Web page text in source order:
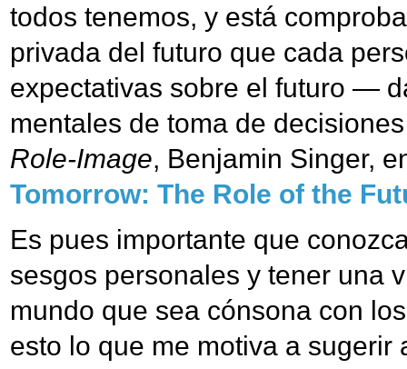
todos tenemos, y está
privada del futuro que cada
expectativas sobre el futuro —
mentales de toma de
Role-Image, Benjamin Singer,
Tomorrow: The Role of the
Es pues importante que
sesgos personales y tener una
mundo que sea cónsona con
esto lo que me motiva a sugerir